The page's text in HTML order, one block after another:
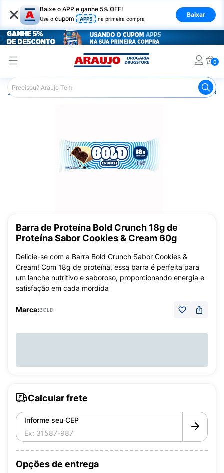
× Baixe o APP e ganhe 5% OFF!
Use o cupom APP5 na primeira compra
Baixar
0
Araujo Nutrição Saudável Barra de
Barra de Proteína Bold Crunch 18g de
Proteína Sabor Cookies & Cream 60g
Delicie-se com a Barra Bold Crunch Sabor Cookies &
Cream! Com 18g de proteína, essa barra é perfeita para
um lanche nutritivo e saboroso, proporcionando energia e
satisfação em cada mordida
Marca:BOLD
Calcular frete
Informe seu CEP
Opções de entrega